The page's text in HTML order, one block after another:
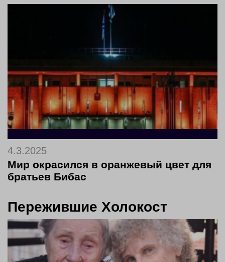
4.3.2025
Мир окрасился в оранжевый цвет для
братьев Бибас
Пережившие Холокост